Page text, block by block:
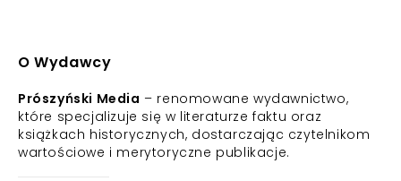
O Wydawcy
Prószyński Media – renomowane wydawnictwo,
które specjalizuje się w literaturze faktu oraz
książkach historycznych, dostarczając czytelnikom
wartościowe i merytoryczne publikacje.